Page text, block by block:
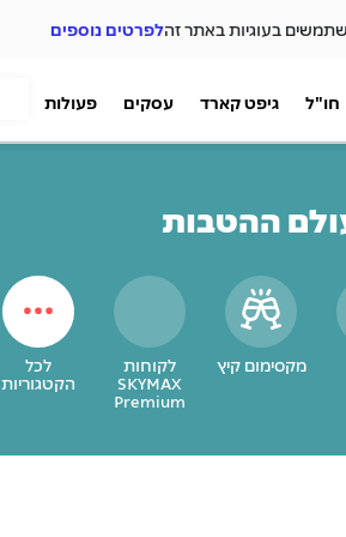
בעוגיות באתר זהלפרטים נוספים
חו"ל גיפט קארד עסקים פעולות
ההטבות
מקסימום קיץ לקוחות
SKYMAX
Premium
לכל
הקטגוריות